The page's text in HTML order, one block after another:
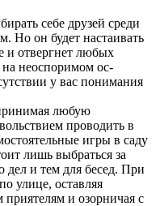
себе друзей среди
Но он будет настаивать
и отвергнет любых
на неоспоримом ос­
у вас понимания
любую
проводить в
игры в саду
лишь выбраться за
дел и тем для бесед. При
улице, оставляя
и озорничая с